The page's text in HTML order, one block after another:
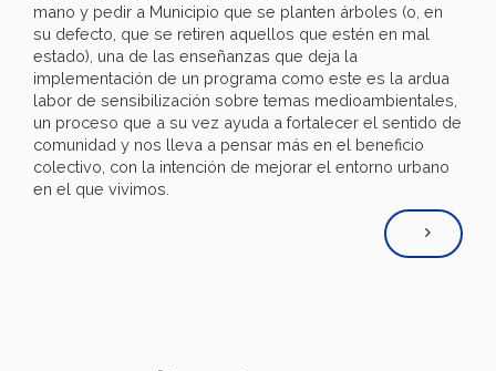
mano y pedir a Municipio que se planten árboles (o, en
su defecto, que se retiren aquellos que estén en mal
estado), una de las enseñanzas que deja la
implementación de un programa como este es la ardua
labor de sensibilización sobre temas medioambientales,
un proceso que a su vez ayuda a fortalecer el sentido de
comunidad y nos lleva a pensar más en el beneficio
colectivo, con la intención de mejorar el entorno urbano
en el que vivimos.